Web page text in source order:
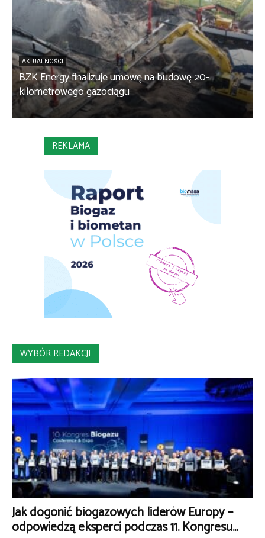
AKTUALNOŚCI
BZK Energy finalizuje umowę na budowę 20-
kilometrowego gazociągu
REKLAMA
WYBÓR REDAKCJI
Jak dogonić biogazowych liderów Europy –
odpowiedzą eksperci podczas 11. Kongresu...